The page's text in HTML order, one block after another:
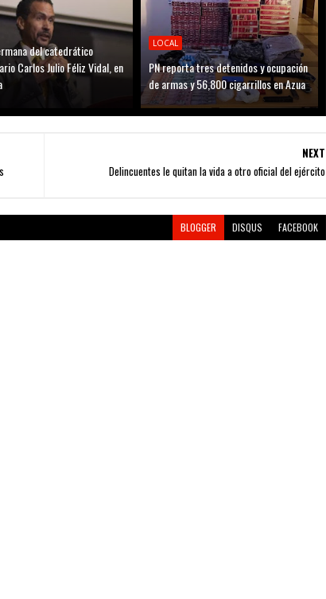
del catedrático
Carlos Julio Féliz Vidal, en
LOCAL
PN reporta tres detenidos y ocupación
de armas y 56,800 cigarrillos en Azua
NEXT
Delincuentes le quitan la vida a otro oficial del ejército
BLOGGER DISQUS FACEBOOK